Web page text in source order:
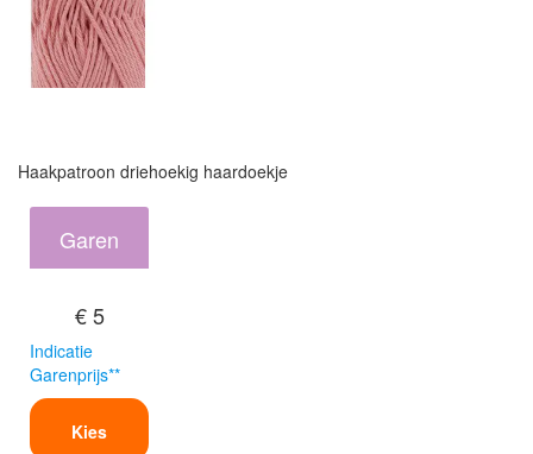
Haakpatroon driehoekig haardoekje
Garen
€ 5
Indicatie
Garenprijs**
Kies